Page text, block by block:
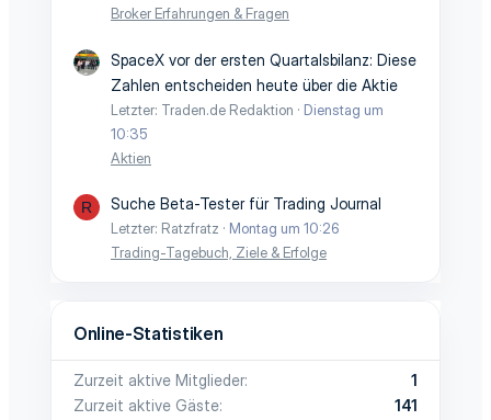
Broker Erfahrungen & Fragen
SpaceX vor der ersten Quartalsbilanz: Diese
Zahlen entscheiden heute über die Aktie
Letzter: Traden.de Redaktion
Dienstag um
10:35
Aktien
R Suche Beta-Tester für Trading Journal
Letzter: Ratzfratz
Montag um 10:26
Trading-Tagebuch, Ziele & Erfolge
Online-Statistiken
Zurzeit aktive Mitglieder
1
Zurzeit aktive Gäste
141